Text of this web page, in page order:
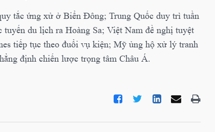
tắc ứng xử ở Biển Đông; Trung Quốc duy trì tuần
du lịch ra Hoàng Sa; Việt Nam đề nghị tuyệt
tiếp tục theo đuổi vụ kiện; Mỹ ủng hộ xử lý tranh
định chiến lược trọng tâm Châu Á.